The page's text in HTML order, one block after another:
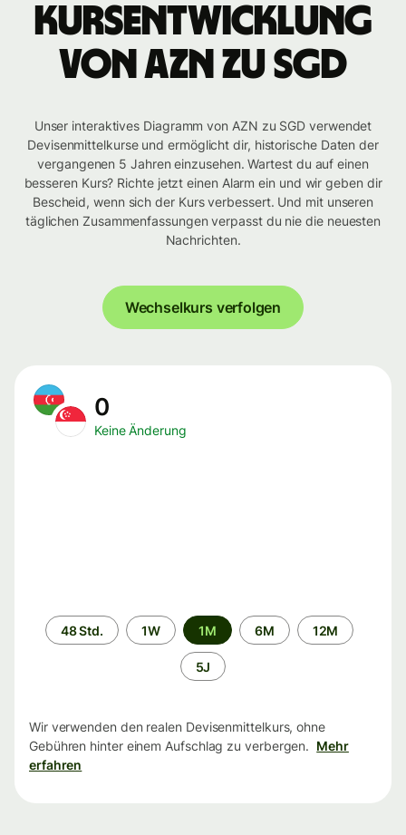
Kursentwicklung
von AZN zu SGD
Unser interaktives Diagramm von AZN zu SGD verwendet
Devisenmittelkurse und ermöglicht dir, historische Daten der
vergangenen 5 Jahren einzusehen. Wartest du auf einen
besseren Kurs? Richte jetzt einen Alarm ein und wir geben dir
Bescheid, wenn sich der Kurs verbessert. Und mit unseren
täglichen Zusammenfassungen verpasst du nie die neuesten
Nachrichten.
Wechselkurs verfolgen
0
Keine Änderung
Zeitraum
48 Std. 1W 1M 6M 12M
5J
Wir verwenden den realen Devisenmittelkurs, ohne
Gebühren hinter einem Aufschlag zu verbergen. Mehr
erfahren